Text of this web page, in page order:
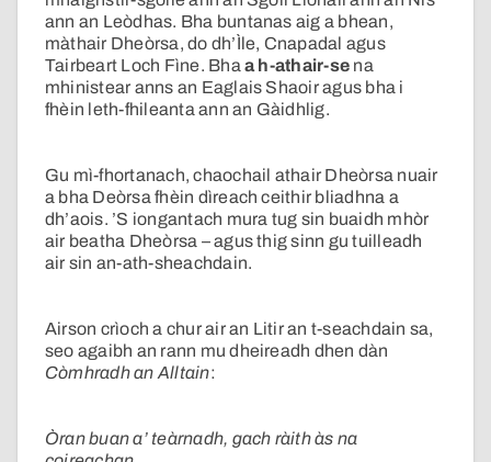
ann an Leòdhas. Bha buntanas aig a bhean,
màthair Dheòrsa, do dh’Ìle, Cnapadal agus
Tairbeart Loch Fìne. Bhaa h-athair-se na
mhinistear anns an Eaglais Shaoir agus bha i
fhèin leth-fhileanta ann an Gàidhlig.
Gu mì-fhortanach, chaochail athair Dheòrsa nuair
a bha Deòrsa fhèin dìreach ceithir bliadhna a
dh’aois. ’S iongantach mura tug sin buaidh mhòr
air beatha Dheòrsa – agus thig sinn gu tuilleadh
air sin an-ath-sheachdain.
Airson crìoch a chur air an Litir an t-seachdain sa,
seo agaibh an rann mu dheireadh dhen dàn
Còmhradh an Alltain:
Òran buan a’ teàrnadh, gach ràith às na